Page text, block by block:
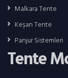
Malkara Tente
Keşan Tente
Panjur Sistemleri
Tente